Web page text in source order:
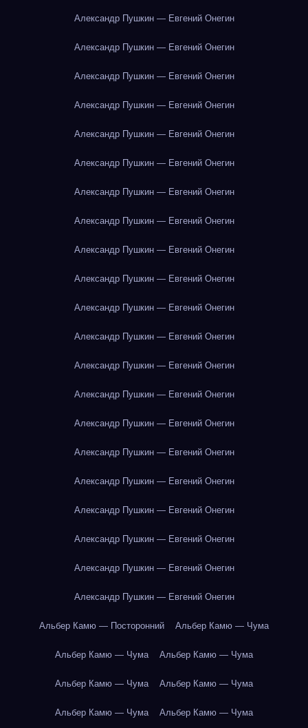
Александр Пушкин — Евгений Онегин
Александр Пушкин — Евгений Онегин
Александр Пушкин — Евгений Онегин
Александр Пушкин — Евгений Онегин
Александр Пушкин — Евгений Онегин
Александр Пушкин — Евгений Онегин
Александр Пушкин — Евгений Онегин
Александр Пушкин — Евгений Онегин
Александр Пушкин — Евгений Онегин
Александр Пушкин — Евгений Онегин
Александр Пушкин — Евгений Онегин
Александр Пушкин — Евгений Онегин
Александр Пушкин — Евгений Онегин
Александр Пушкин — Евгений Онегин
Александр Пушкин — Евгений Онегин
Александр Пушкин — Евгений Онегин
Александр Пушкин — Евгений Онегин
Александр Пушкин — Евгений Онегин
Александр Пушкин — Евгений Онегин
Александр Пушкин — Евгений Онегин
Александр Пушкин — Евгений Онегин
Альбер Камю — Посторонний Альбер Камю — Чума
Альбер Камю — Чума Альбер Камю — Чума
Альбер Камю — Чума Альбер Камю — Чума
Альбер Камю — Чума Альбер Камю — Чума